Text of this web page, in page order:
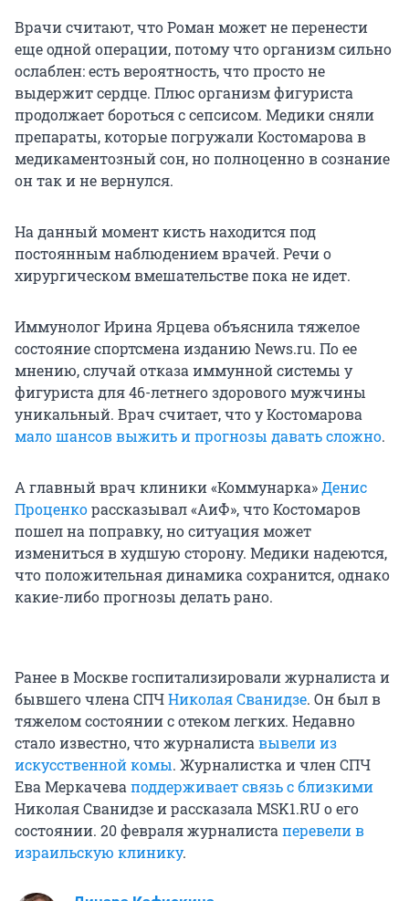
Врачи считают, что Роман может не перенести
еще одной операции, потому что организм сильно
ослаблен: есть вероятность, что просто не
выдержит сердце. Плюс организм фигуриста
продолжает бороться с сепсисом. Медики сняли
препараты, которые погружали Костомарова в
медикаментозный сон, но полноценно в сознание
он так и не вернулся.
На данный момент кисть находится под
постоянным наблюдением врачей. Речи о
хирургическом вмешательстве пока не идет.
Иммунолог Ирина Ярцева объяснила тяжелое
состояние спортсмена изданию News.ru. По ее
мнению, случай отказа иммунной системы у
фигуриста для 46-летнего здорового мужчины
уникальный. Врач считает, что у Костомарова
мало шансов выжить и прогнозы давать сложно.
А главный врач клиники «Коммунарка»Денис
Проценкорассказывал «АиФ», что Костомаров
пошел на поправку, но ситуация может
измениться в худшую сторону. Медики надеются,
что положительная динамика сохранится, однако
какие-либо прогнозы делать рано.
Ранее в Москве госпитализировали журналиста и
бывшего члена СПЧНиколая Сванидзе. Он был в
тяжелом состоянии с отеком легких. Недавно
стало известно, что журналиставывели из
искусственной комы. Журналистка и член СПЧ
Ева Меркачеваподдерживает связь с близкими
Николая Сванидзе и рассказала MSK1.RU о его
состоянии. 20 февраля журналистаперевели в
израильскую клинику.